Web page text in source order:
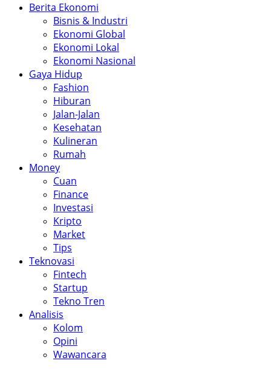
Berita Ekonomi
Bisnis & Industri
Ekonomi Global
Ekonomi Lokal
Ekonomi Nasional
Gaya Hidup
Fashion
Hiburan
Jalan-Jalan
Kesehatan
Kulineran
Rumah
Money
Cuan
Finance
Investasi
Kripto
Market
Tips
Teknovasi
Fintech
Startup
Tekno Tren
Analisis
Kolom
Opini
Wawancara